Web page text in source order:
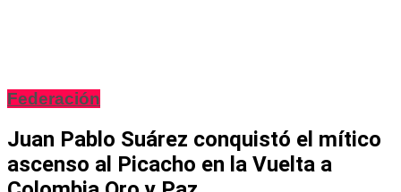
Federación
Juan Pablo Suárez conquistó el mítico
ascenso al Picacho en la Vuelta a